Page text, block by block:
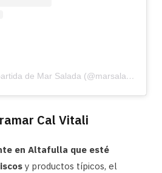
Una publicación compartida de Mar Salada (@marsalada_altafulla)
Cal Vitali
en Altafulla que esté
y productos típicos, el